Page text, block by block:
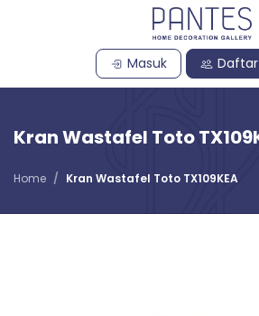
Masuk Daftar
Kran Wastafel Toto
Home Kran Wastafel Toto TX109KEA